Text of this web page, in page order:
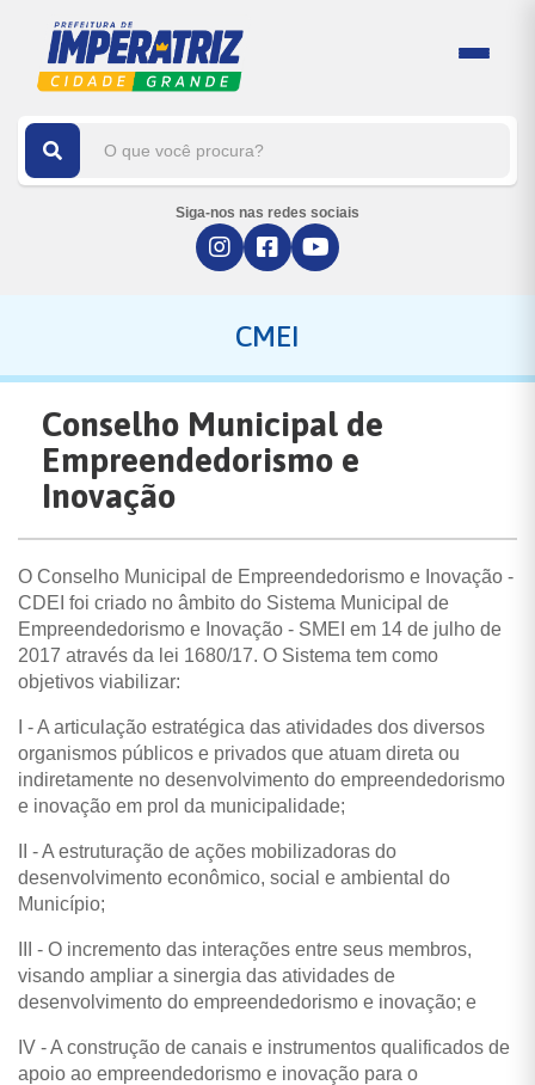
Siga-nos nas redes sociais
CMEI
Conselho Municipal de
Empreendedorismo e
Inovação
O Conselho Municipal de Empreendedorismo e Inovação -
CDEI foi criado no âmbito do Sistema Municipal de
Empreendedorismo e Inovação - SMEI em 14 de julho de
2017 através da lei 1680/17. O Sistema tem como
objetivos viabilizar:
I - A articulação estratégica das atividades dos diversos
organismos públicos e privados que atuam direta ou
indiretamente no desenvolvimento do empreendedorismo
e inovação em prol da municipalidade;
II - A estruturação de ações mobilizadoras do
desenvolvimento econômico, social e ambiental do
Município;
III - O incremento das interações entre seus membros,
visando ampliar a sinergia das atividades de
desenvolvimento do empreendedorismo e inovação; e
IV - A construção de canais e instrumentos qualificados de
apoio ao empreendedorismo e inovação para o